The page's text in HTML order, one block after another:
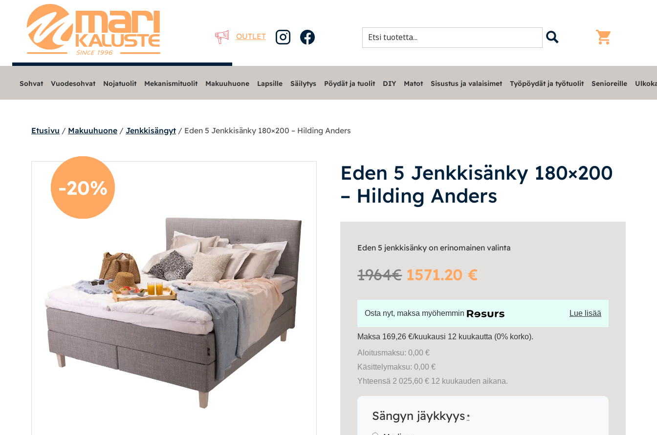
OUTLET
Sohvat
Nojatuolit
Mekanismituolit
Makuuhuone
Työpöydät ja työtuolit
Matot
Ulkokalusteet
Sohvat Vuodesohvat Nojatuolit Mekanismituolit Makuuhuone Lapsille Säilytys Pöydät ja tuolit DIY Matot Sisustus ja valaisimet Työpöydät ja työtuolit Senioreille
Etusivu / Makuuhuone / Jenkkisängyt / Eden 5 Jenkkisänky 180×200 – Hilding Anders
-20%
-20%
Eden 5 Jenkkisänky 180×200
– Hilding Anders
Eden 5 jenkkisänky on erinomainen valinta
1964€ 1571.20 €
Osta nyt, maksa myöhemmin Lue lisää
Maksa 169,26 €/kuukausi 12 kuukautta (0% korko).
Aloitusmaksu: 0,00 €
Käsittelymaksu: 0,00 €
Yhteensä 2 025,60 € 12 kuukauden aikana.
Sängyn jäykkyys *